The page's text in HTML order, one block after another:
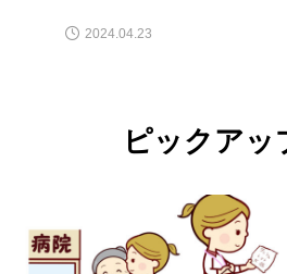
2024.04.23
ピックアッ